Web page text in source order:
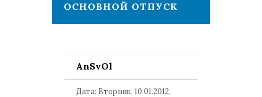
ОСНОВНОЙ ОТПУСК
AnSvOl
Дата: Вторник, 10.01.2012,